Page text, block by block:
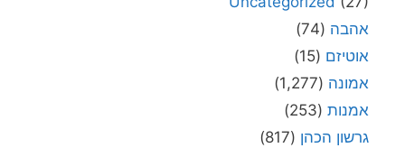
אהבה (74)
אוטיזם (15)
אמונה (1,277)
אמנות (253)
גרשון הכהן (817)